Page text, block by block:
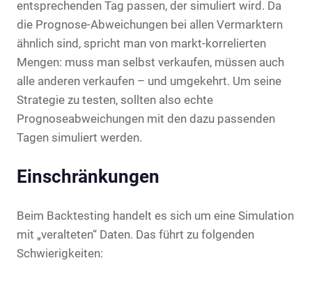
entsprechenden Tag passen, der simuliert wird. Da
die Prognose-Abweichungen bei allen Vermarktern
ähnlich sind, spricht man von markt-korrelierten
Mengen: muss man selbst verkaufen, müssen auch
alle anderen verkaufen – und umgekehrt. Um seine
Strategie zu testen, sollten also echte
Prognoseabweichungen mit den dazu passenden
Tagen simuliert werden.
Einschränkungen
Beim Backtesting handelt es sich um eine Simulation
mit „veralteten“ Daten. Das führt zu folgenden
Schwierigkeiten: